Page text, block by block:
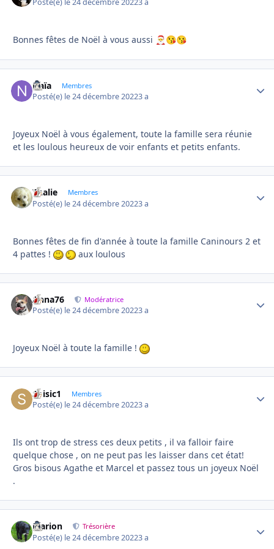
Bonnes fêtes de Noël à vous aussi 🎅😘😘
Naïa Membres
Posté(e) le 24 décembre 20223 a
Joyeux Noël à vous également, toute la famille sera réunie
et les loulous heureux de voir enfants et petits enfants.
Thalie Membres
Posté(e) le 24 décembre 20223 a
Bonnes fêtes de fin d'année à toute la famille Caninours 2 et
4 pattes !
aux loulous
Anna76 Modératrice
Posté(e) le 24 décembre 20223 a
Joyeux Noël à toute la famille !
Soisic1 Membres
Posté(e) le 24 décembre 20223 a
Ils ont trop de stress ces deux petits , il va falloir faire
quelque chose , on ne peut pas les laisser dans cet état!
Gros bisous Agathe et Marcel et passez tous un joyeux Noël
.
Marion Trésorière
Posté(e) le 24 décembre 20223 a